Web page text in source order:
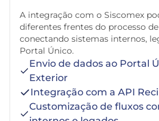
A integração com o Siscomex
diferentes frentes do processo
conectando sistemas internos,
Portal Único.
Envio de dados ao Portal
Exterior
Integração com a API
Customização de fluxos